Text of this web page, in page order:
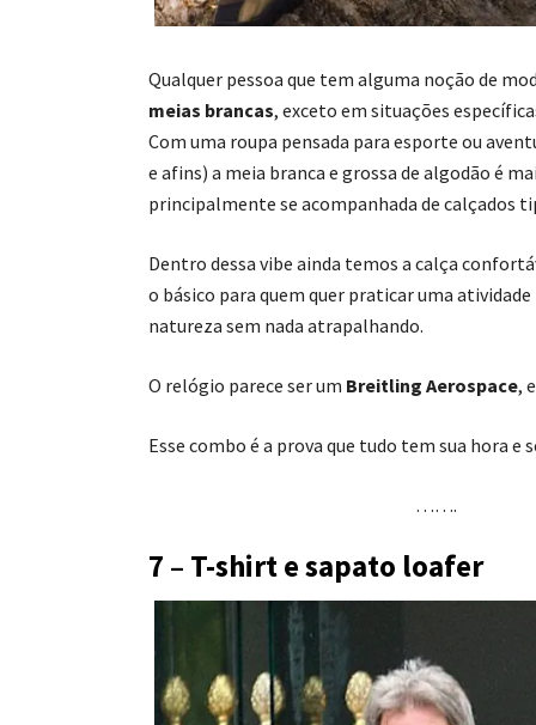
Qualquer pessoa que tem alguma noção de
meias brancas, exceto em situações
Com uma roupa pensada para esporte ou
e afins) a meia branca e grossa de algodão é
principalmente se acompanhada de calçados
Dentro dessa vibe ainda temos a calça
o básico para quem quer praticar uma
natureza sem nada atrapalhando.
O relógio parece ser um Breitling Aerospace,
Esse combo é a prova que tudo tem sua hora e
…….
7 – T-shirt e sapato loafer